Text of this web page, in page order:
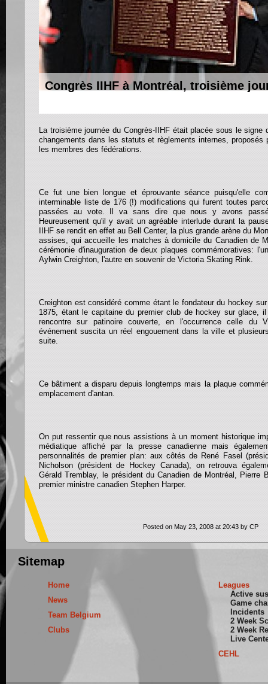
Congrès IIHF à Montréal, troisième
La troisième journée du Congrès-IIHF était placée sous le signe
changements dans les statuts et règlements internes,
les membres des fédérations.
Ce fut une bien longue et éprouvante séance puisqu'elle
interminable liste de 176 (!) modifications qui furent toutes
passées au vote. Il va sans dire que nous y avons
Heureusement qu'il y avait un agréable interlude durant la
IIHF se rendit en effet au Bell Center, la plus grande arène du
assises, qui accueille les matches à domicile du Canadien de
cérémonie d'inauguration de deux plaques commémoratives:
Aylwin Creighton, l'autre en souvenir de Victoria Skating Rink.
Creighton est considéré comme étant le fondateur du hockey
1875, étant le capitaine du premier club de hockey sur glace,
rencontre sur patinoire couverte, en l'occurrence celle du
événement suscita un réel engouement dans la ville et
suite.
Ce bâtiment a disparu depuis longtemps mais la plaque
emplacement d'antan.
On put ressentir que nous assistions à un moment historique
médiatique affiché par la presse canadienne mais
personnalités de premier plan: aux côtés de René Fasel
Nicholson (président de Hockey Canada), on retrouva
Gérald Tremblay, le président du Canadien de Montréal, Pierre
premier ministre canadien Stephen Harper.
Posted on May 23, 2008 at 20:43 by CP
Sitemap
Home
News
Team Belgium
Clubs
Leagues
Active
Game
Incidents
2 Week
2 Week
Live
CEHL